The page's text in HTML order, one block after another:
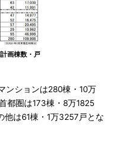
画棟数・戸
ンションは280棟・10万
都圏は173棟・8万1825
他は61棟・1万3257戸とな